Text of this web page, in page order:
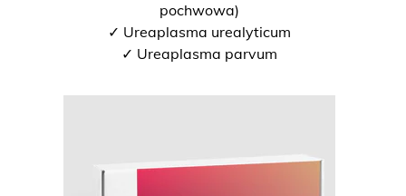
pochwowa)
✓ Ureaplasma urealyticum
✓ Ureaplasma parvum